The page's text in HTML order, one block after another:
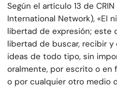
Según el artículo 13 de
International Network), «El
libertad de expresión; este
libertad de buscar, recibir
ideas de todo tipo, sin
oralmente, por escrito o en
o por cualquier otro medio